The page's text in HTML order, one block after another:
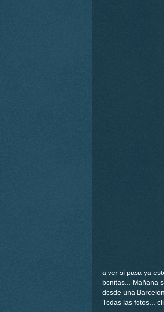
a ver si pasa ya
bonitas... Mañana
desde una
Todas las fotos...